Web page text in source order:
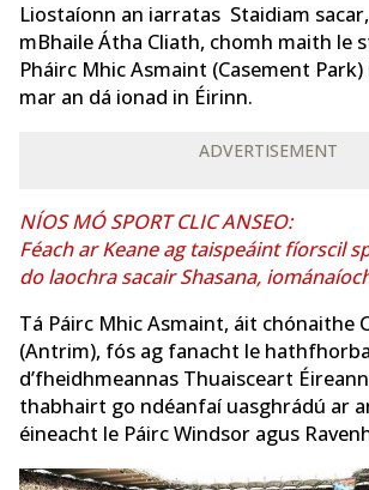
Liostaíonn an iarratas Staidiam
mBhaile Átha Cliath, chomh maith le
Pháirc Mhic Asmaint (Casement
mar an dá ionad in Éirinn.
ADVERTISEMENT
NÍOS MÓ SPORT CLIC ANSEO:
Féach ar Keane ag taispeáint fíorscil
do laochra sacair Shasana,
Tá Páirc Mhic Asmaint, áit chónaithe
(Antrim), fós ag fanacht le
d’fheidhmeannas Thuaisceart
thabhairt go ndéanfaí uasghrádú ar
éineacht le Páirc Windsor agus